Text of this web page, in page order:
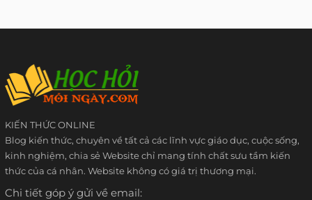
KIẾN THỨC ONLINE
Blog kiến thức, chuyên về tất cả các lĩnh vực giáo dục, cuộc sống,
kinh nghiệm, chia sẻ Website chỉ mang tính chất sưu tầm kiến
thức của cá nhân. Website không có giá trị thương mại.
Chi tiết góp ý gửi về email: